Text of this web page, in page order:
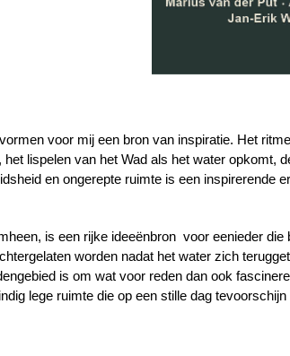
voor mij een bron van inspiratie. Het
lispelen van het Wad als het water opkomt,
en ongerepte ruimte is een inspirerende
is een rijke ideeënbron voor eenieder
worden nadat het water zich
is om wat voor reden dan ook
lege ruimte die op een stille dag